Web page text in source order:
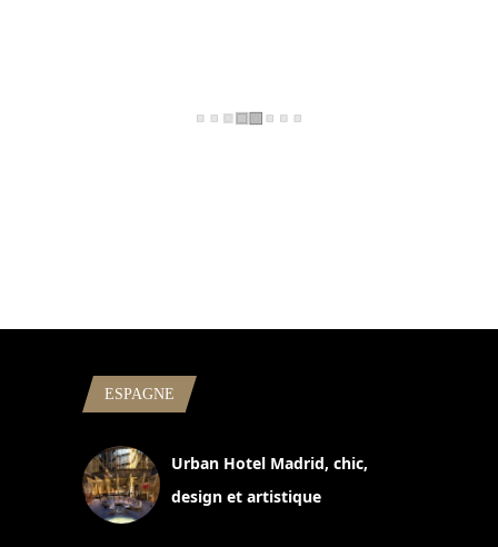
ESPAGNE
Urban Hotel Madrid, chic,
design et artistique